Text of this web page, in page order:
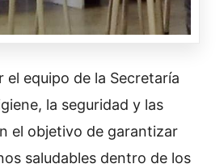
equipo de la Secretaría
la seguridad y las
el objetivo de garantizar
saludables dentro de los